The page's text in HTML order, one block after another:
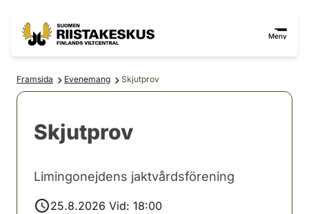
Meny
Framsida Evenemang Skjutprov
Skjutprov
Limingonejdens jaktvårdsförening
25.8.2026 Vid: 18:00